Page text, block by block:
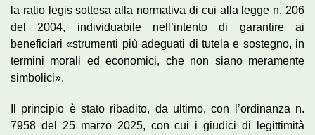
la ratio legis sottesa alla normativa di cui alla legge n. 206
del 2004, individuabile nell’intento di garantire ai
beneficiari «strumenti più adeguati di tutela e sostegno, in
termini morali ed economici, che non siano meramente
simbolici».
Il principio è stato ribadito, da ultimo, con l’ordinanza n.
7958 del 25 marzo 2025, con cui i giudici di legittimità